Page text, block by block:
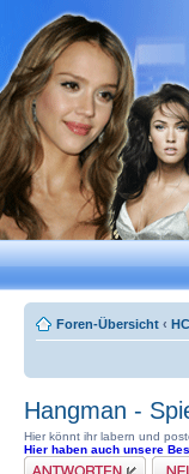
Foren-Übersicht ‹
Hangman -
Hier könnt ihr labern und
Hier haben auch unsere
Antwort erstellen